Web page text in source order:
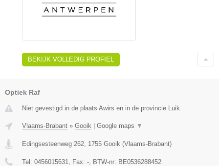
BEKIJK VOLLEDIG PROFIEL
Optiek Raf
Niet gevestigd in de plaats Awirs en in de provincie Luik.
Vlaams-Brabant » Gooik | Google maps ▼
Edingsesteenweg 262 1755 Gooik (Vlaams-Brabant)
Tel: 0456015631 , Fax: - , BTW-nr: BE0536288452